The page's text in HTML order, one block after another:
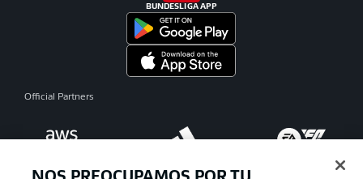
BUNDESLIGA APP
Official Partners